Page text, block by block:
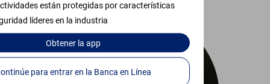
están protegidas por características
líderes en la industria
Obtenerla app
Continúe para entrar en la Banca en Línea